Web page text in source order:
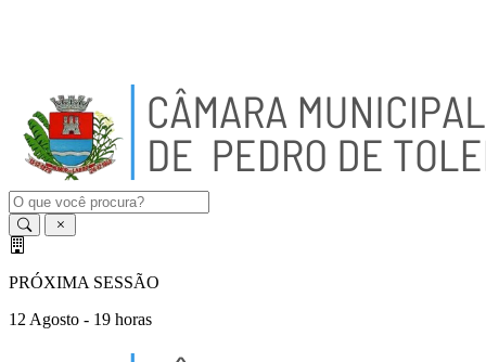
PRÓXIMA SESSÃO
12 Agosto - 19 horas